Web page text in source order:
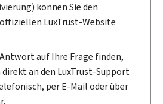
können Sie den
LuxTrust-Website
auf Ihre Frage finden,
direkt an den LuxTrust-Support
per E-Mail oder über